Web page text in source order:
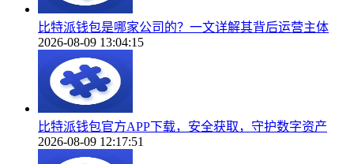
比特派钱包是哪家公司的？一文详解其背后运营主体
2026-08-09 13:04:15
比特派钱包官方APP下载，安全获取，守护数字资产
2026-08-09 12:17:51